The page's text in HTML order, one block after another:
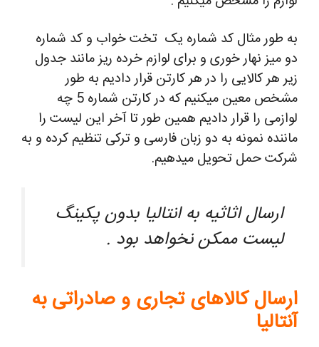
به طور مثال کد شماره یک تخت خواب و کد شماره
دو میز نهار خوری و برای لوازم خرده ریز مانند جدول
زیر هر کالایی را در هر کارتن قرار دادیم به طور
مشخص معین میکنیم که در کارتن شماره 5 چه
لوازمی را قرار دادیم همین طور تا آخر این لیست را
ماننده نمونه به دو زبان فارسی و ترکی تنظیم کرده و به
شرکت حمل تحویل میدهیم.
ارسال اثاثیه به انتالیا بدون پکینگ
لیست ممکن نخواهد بود .
ارسال کالاهای تجاری و صادراتی به
آنتالیا